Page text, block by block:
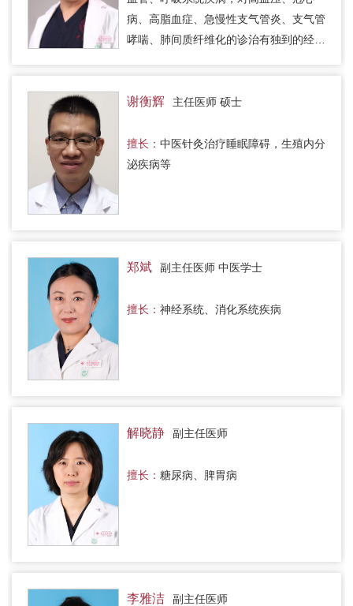
病、高脂血症、急慢性支气管炎、支气管
哮喘、肺间质纤维化的诊治有独到的经
谢衡辉 主任医师 硕士
擅长： 中医针灸治疗睡眠障碍，生殖内分
泌疾病等
郑斌 副主任医师 中医学士
擅长： 神经系统、消化系统疾病
解晓静 副主任医师
擅长： 糖尿病、脾胃病
李雅洁 副主任医师